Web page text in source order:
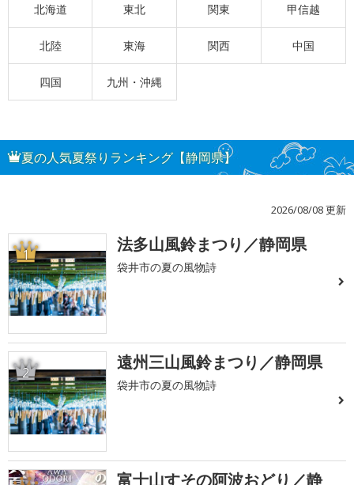
北海道 東北 関東 甲信越
北陸 東海 関西 中国
四国 九州・沖縄
夏の人気夏祭りランキング【静岡県】
2026/08/08 更新
1 法多山風鈴まつり／静岡県
袋井市の夏の風物詩
2 遠州三山風鈴まつり／静岡県
袋井市の夏の風物詩
富士山すその阿波おどり／静